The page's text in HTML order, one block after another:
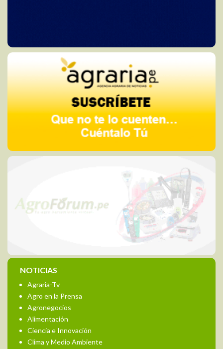
NOTICIAS
Agraria-Tv
Agro en la Prensa
Agronegocios
Alimentación
Ciencia e Innovación
Clima y Medio Ambiente